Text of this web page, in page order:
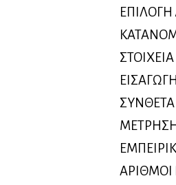
ΣΥΝΘΕΤΑ
ΑΡΙΘΜΟΙ